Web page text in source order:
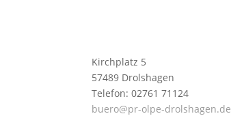
Kirchplatz 5
57489 Drolshagen
Telefon: 02761 71124
buero@pr-olpe-drolshagen.de